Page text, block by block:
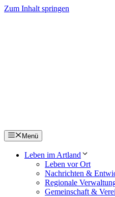
Zum Inhalt springen
Menü
Leben im Artland
Leben vor Ort
Nachrichten &
Regionale
Gemeinschaft &